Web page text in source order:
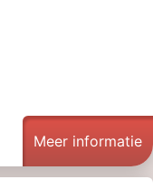
Meer informatie